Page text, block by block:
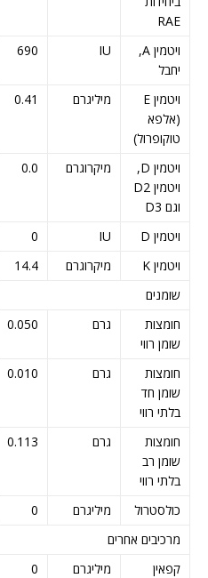
RAE
ויטמין A,
יחבל
IU
690
ויטמין E
(אלפא
טוקופרול)
מיליגרם 0.41
ויטמין D,
ויטמין D2
וגם D3
מיקרוגרם 0.0
ויטמין D IU
0
ויטמין K
מיקרוגרם 14.4
שומנים
חומצות
שומן רווי
גרם 0.050
חומצות
שומן חד
בלתי רווי
גרם 0.010
חומצות
שומן רב
בלתי רווי
גרם 0.113
כולסטרול מיליגרם 0
מרכיבים אחרים
קפאין
מיליגרם 0